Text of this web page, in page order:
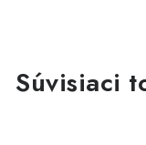
Súvisiaci